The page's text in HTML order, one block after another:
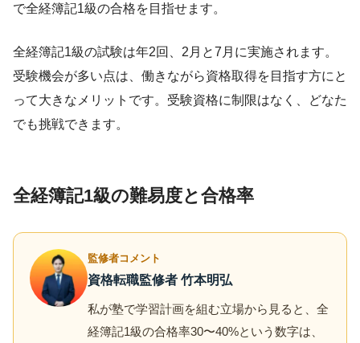
で全経簿記1級の合格を目指せます。
全経簿記1級の試験は年2回、2月と7月に実施されます。
受験機会が多い点は、働きながら資格取得を目指す方にと
って大きなメリットです。受験資格に制限はなく、どなた
でも挑戦できます。
全経簿記1級の難易度と合格率
監修者コメント
資格転職監修者 竹本明弘
私が塾で学習計画を組む立場から見ると、全
経簿記1級の合格率30〜40%という数字は、